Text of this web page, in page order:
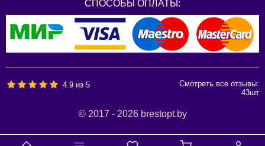
СПОСОБЫ ОПЛАТЫ:
4.9 из5
Смотреть все отзывы:
43шт
© 2017 - 2026 brestopt.by